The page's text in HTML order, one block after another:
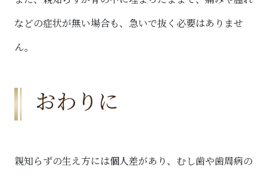
などの症状が無い場合も、急いで抜く必要はありませ
ん。
おわりに
親知らずの生え方には個人差があり、むし歯や歯周病の